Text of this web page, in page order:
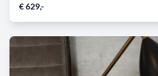
€ 629,-